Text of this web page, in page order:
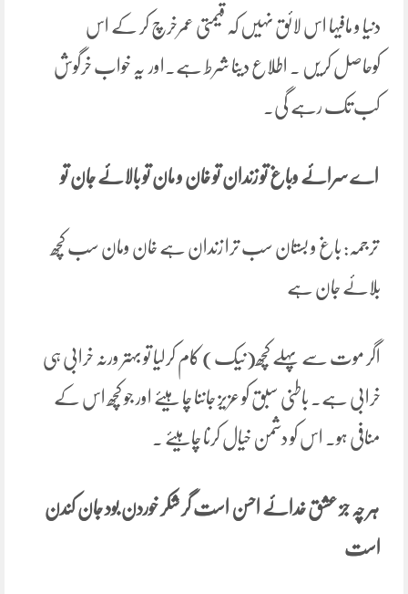
دنیا و مافیہا اس لائق نہیں کہ قیمتی عمرخرچ کر کے اس
کوحاصل کریں ۔ اطلاع دینا شرط ہے۔اور یہ خواب خرگوش
کب تک رہے گی۔
اےسرائے وباغ توزندان توخان ومان توبالائے جان تو
ترجمہ: باغ و بستان سب ترا زندان ہے خان ومان سب کچھ
بلائے جان ہے
اگر موت سے پہلے کچھ(نیک) کام کرلیا تو بہتر ورنہ خرابی ہی
خرابی ہے۔ باطنی سبق کو عزیز جاننا چا ہیئے اور جو کچھ اس کے
منافی ہو۔ اس کو دشمن خیال کرنا چاہیئے ۔
ہر چہ جز عشق خدائے احسن استگر شکر خوردن بودجان کندن
است